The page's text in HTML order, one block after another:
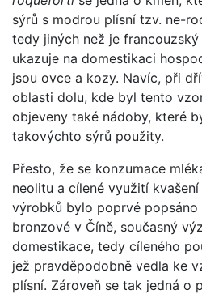
sýrů s modrou plísní tzv. ne-
tedy jiných než je
ukazuje na domestikaci
jsou ovce a kozy. Navíc, při
oblasti dolu, kde byl tento
objeveny také nádoby, které
takovýchto sýrů použity.
Přesto, že se konzumace
neolitu a cílené využití
výrobků bylo poprvé popsáno
bronzové v Číně, současný
domestikace, tedy cíleného
jež pravděpodobně vedla ke
plísní. Zároveň se tak jedná o